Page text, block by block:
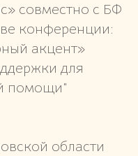
совместно с БФ
конференции:
акцент»
для
помощи"
области